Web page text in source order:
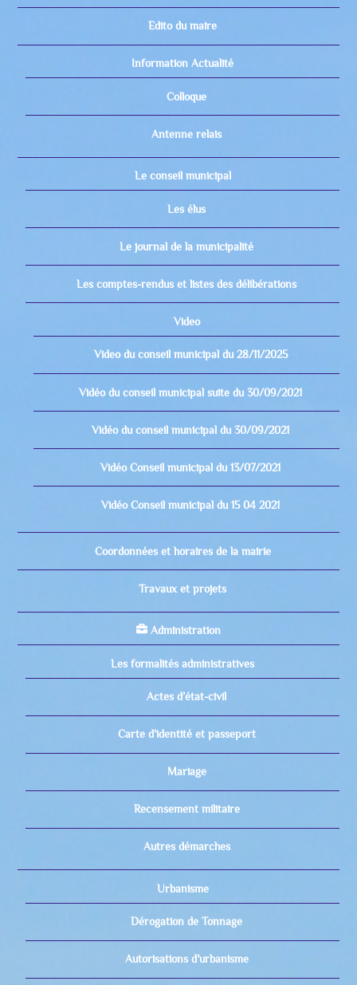
Edito du maire
Information Actualité
Colloque
Antenne relais
Le conseil municipal
Les élus
Le journal de la municipalité
Les comptes-rendus et listes des délibérations
Video
Video du conseil municipal du 28/11/2025
Vidéo du conseil municipal suite du 30/09/2021
Vidéo du conseil municipal du 30/09/2021
Vidéo Conseil municipal du 13/07/2021
Vidéo Conseil municipal du 15 04 2021
Coordonnées et horaires de la mairie
Travaux et projets
Administration
Les formalités administratives
Actes d’état-civil
Carte d’identité et passeport
Mariage
Recensement militaire
Autres démarches
Urbanisme
Dérogation de Tonnage
Autorisations d’urbanisme